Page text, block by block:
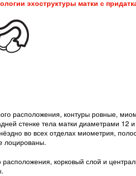
эхоструктуры матки с
расположения, контуры ровные,
стенке тела матки диаметрами 12
во всех отделах миометрия,
лоцированы.
корковый слой и